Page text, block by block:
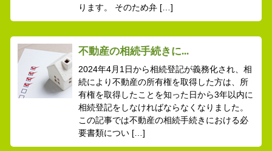
ります。 そのため弁 […]
不動産の相続手続きに...
2024年4月1日から相続登記が義務化され、相
続により不動産の所有権を取得した方は、所
有権を取得したことを知った日から3年以内に
相続登記をしなければならなくなりました。
この記事では不動産の相続手続きにおける必
要書類につい […]